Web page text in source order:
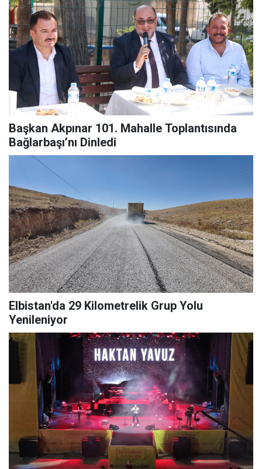
Başkan Akpınar 101. Mahalle Toplantısında
Bağlarbaşı’nı Dinledi
Elbistan'da 29 Kilometrelik Grup Yolu
Yenileniyor